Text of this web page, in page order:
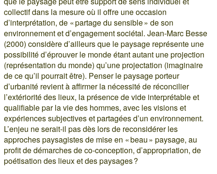
collectif dans la mesure où il offre une occasion
d’interprétation, de « partage du sensible » de son
environnement et d’engagement sociétal. Jean-Marc Besse
(2000) considère d’ailleurs que le paysage représente une
possibilité d’éprouver le monde étant autant une projection
(représentation du monde) qu’une projectation (imaginaire
de ce qu’il pourrait être). Penser le paysage porteur
d’urbanité revient à affirmer la nécessité de réconcilier
l’extériorité des lieux, la présence de vide interprétable et
qualifiable par la vie des hommes, avec les visions et
expériences subjectives et partagées d’un environnement.
L’enjeu ne serait-il pas dès lors de reconsidérer les
approches paysagistes de mise en « beau » paysage, au
profit de démarches de co-conception, d’appropriation, de
poétisation des lieux et des paysages ?